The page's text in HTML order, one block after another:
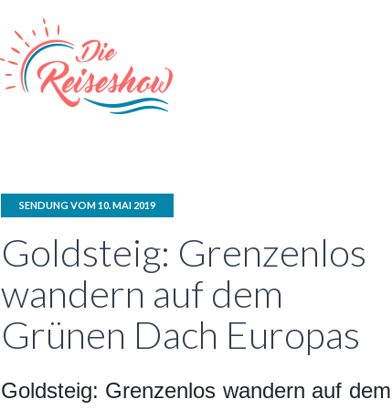
SENDUNG VOM 10. MAI 2019
Goldsteig: Grenzenlos
wandern auf dem
Grünen Dach Europas
Goldsteig: Grenzenlos wandern auf dem